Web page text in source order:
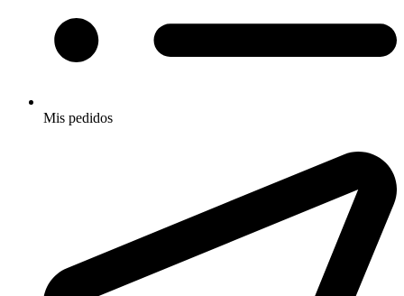
Mis pedidos